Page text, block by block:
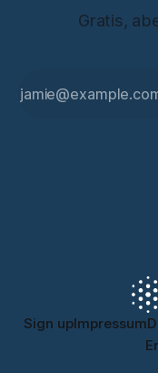
Gratis,
Sign upImpressum